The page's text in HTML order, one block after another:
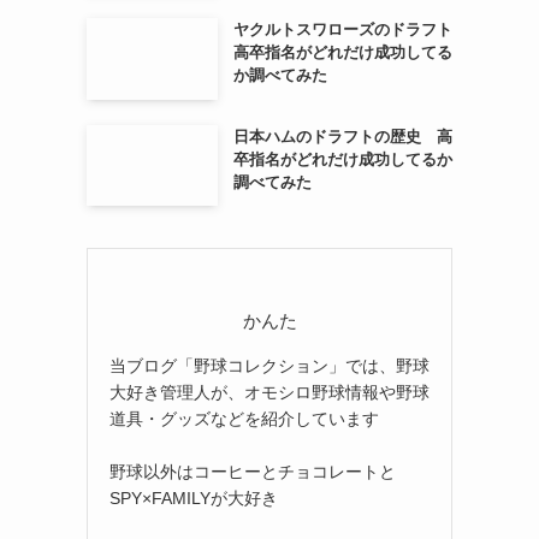
ヤクルトスワローズのドラフト
高卒指名がどれだけ成功してる
か調べてみた
日本ハムのドラフトの歴史 高
卒指名がどれだけ成功してるか
調べてみた
かんた
当ブログ「野球コレクション」では、野球
大好き管理人が、オモシロ野球情報や野球
道具・グッズなどを紹介しています
野球以外はコーヒーとチョコレートと
SPY×FAMILYが大好き